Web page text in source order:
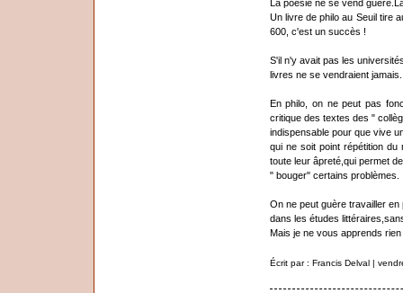
La poésie ne se vend
Un livre de philo au Seuil tire
600, c'est un succès !
S'il n'y avait pas les
livres ne se vendraient jamais.
En philo, on ne peut pas
critique des textes des "
indispensable pour que vive
qui ne soit point répétition
toute leur âpreté,qui permet
" bouger" certains problèmes.
On ne peut guère travailler en
dans les études
Mais je ne vous apprends
Écrit par : Francis Delval |